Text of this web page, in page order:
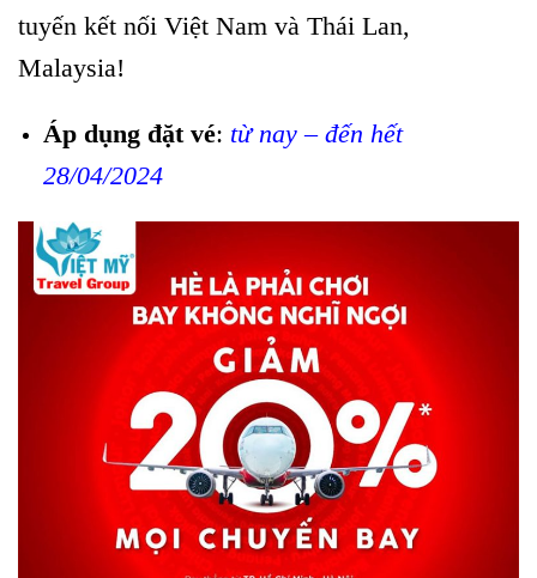
tuyến kết nối Việt Nam và Thái Lan,
Malaysia!
Áp dụng đặt vé: từ nay – đến hết
28/04/2024